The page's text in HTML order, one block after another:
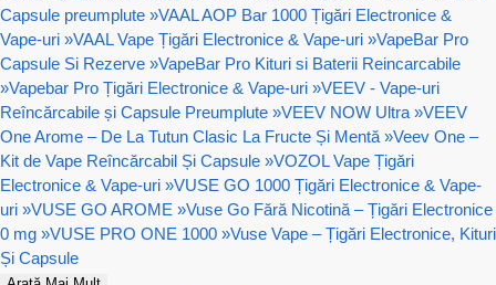
Capsule preumplute »VAAL AOP Bar 1000 Țigări Electronice &
Vape-uri »VAAL Vape Țigări Electronice & Vape-uri »VapeBar Pro
Capsule Si Rezerve »VapeBar Pro Kituri si Baterii Reincarcabile
»Vapebar Pro Țigări Electronice & Vape-uri »VEEV - Vape-uri
Reîncărcabile și Capsule Preumplute »VEEV NOW Ultra »VEEV
One Arome – De La Tutun Clasic La Fructe Și Mentă »Veev One –
Kit de Vape Reîncărcabil Și Capsule »VOZOL Vape Țigări
Electronice & Vape-uri »VUSE GO 1000 Țigări Electronice & Vape-
uri »VUSE GO AROME »Vuse Go Fără Nicotină – Țigări Electronice
0 mg »VUSE PRO ONE 1000 »Vuse Vape – Țigări Electronice, Kituri
Și Capsule